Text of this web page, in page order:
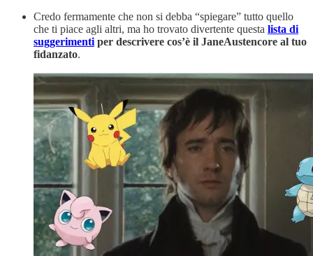
Credo fermamente che non si debba “spiegare” tutto quello
che ti piace agli altri, ma ho trovato divertente questa lista di
suggerimenti per descrivere cos’è il JaneAustencore al tuo
fidanzato.